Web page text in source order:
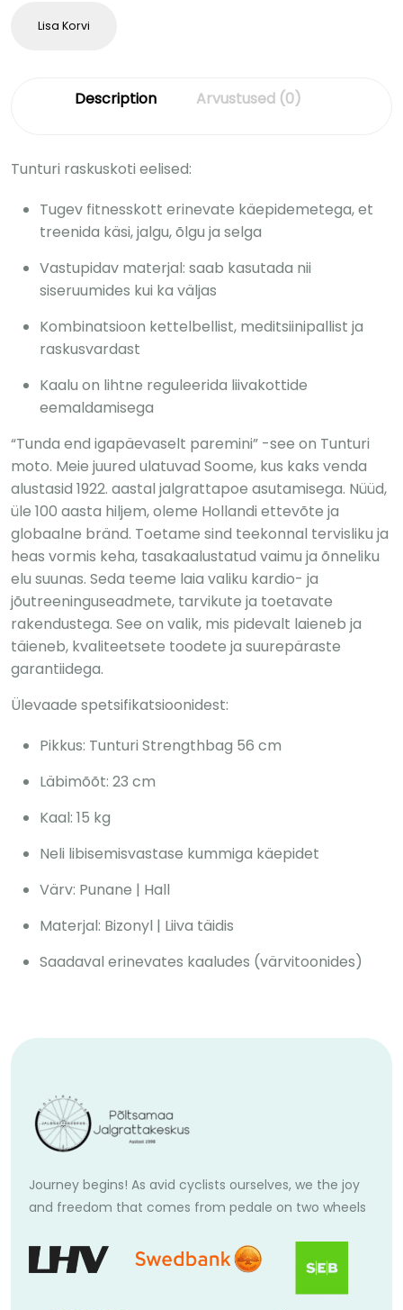
Lisa Korvi
Description Arvustused (0)
Tunturi raskuskoti eelised:
Tugev fitnesskott erinevate käepidemetega, et
treenida käsi, jalgu, õlgu ja selga
Vastupidav materjal: saab kasutada nii
siseruumides kui ka väljas
Kombinatsioon kettelbellist, meditsiinipallist ja
raskusvardast
Kaalu on lihtne reguleerida liivakottide
eemaldamisega
“Tunda end igapäevaselt paremini” -see on Tunturi
moto. Meie juured ulatuvad Soome, kus kaks venda
alustasid 1922. aastal jalgrattapoe asutamisega. Nüüd,
üle 100 aasta hiljem, oleme Hollandi ettevõte ja
globaalne bränd. Toetame sind teekonnal tervisliku ja
heas vormis keha, tasakaalustatud vaimu ja õnneliku
elu suunas. Seda teeme laia valiku kardio- ja
jõutreeninguseadmete, tarvikute ja toetavate
rakendustega. See on valik, mis pidevalt laieneb ja
täieneb, kvaliteetsete toodete ja suurepäraste
garantiidega.
Ülevaade spetsifikatsioonidest:
Pikkus: Tunturi Strengthbag 56 cm
Läbimõõt: 23 cm
Kaal: 15 kg
Neli libisemisvastase kummiga käepidet
Värv: Punane | Hall
Materjal: Bizonyl | Liiva täidis
Saadaval erinevates kaaludes (värvitoonides)
Journey begins! As avid cyclists ourselves, we the joy
and freedom that comes from pedale on two wheels